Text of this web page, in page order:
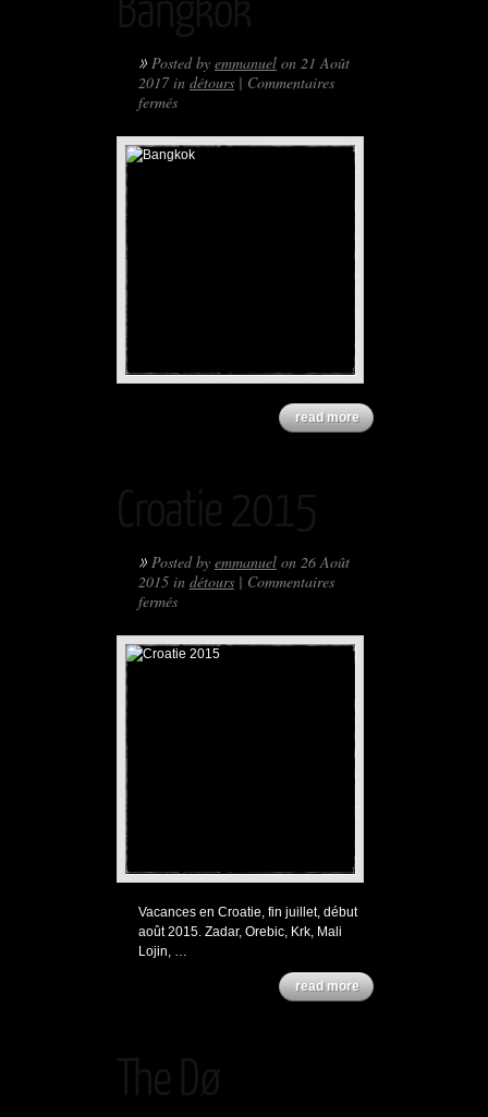
» Posted by emmanuel on 21 Août
2017 in détours | Commentaires
ferméssur
read more
» Posted by emmanuel on 26 Août
2015 in détours | Commentaires
ferméssur
2015
Vacances en Croatie, fin juillet, début
août 2015. Zadar, Orebic, Krk, Mali
Lojin, …
read more